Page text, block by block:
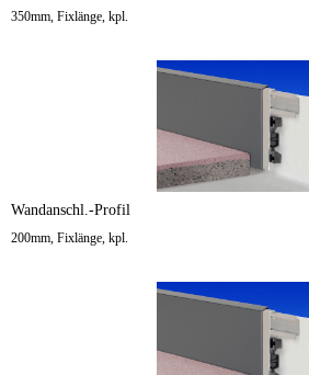
350mm, Fixlänge, kpl.
Wandanschl.-Profil
200mm, Fixlänge, kpl.